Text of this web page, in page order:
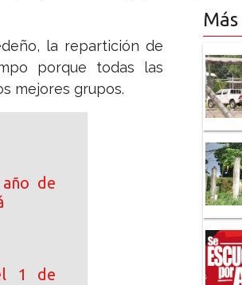
la repartición de
porque todas las
mejores grupos.
de
1 de